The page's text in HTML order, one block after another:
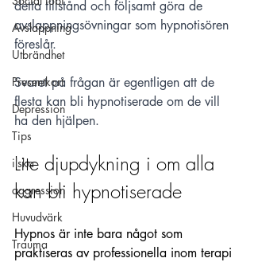
Avslappning
Utbrändhet
Presentkort
Depression
Tips
ilska
aggression
Huvudvärk
Trauma
detta tillstånd och följsamt göra de
avslappningsövningar som hypnotisören
föreslår.
Svaret på frågan är egentligen att de
flesta kan bli hypnotiserade om de vill
ha den hjälpen.
Lite djupdykning i om alla
kan bli hypnotiserade
Hypnos är inte bara något som
praktiseras av professionella inom terapi